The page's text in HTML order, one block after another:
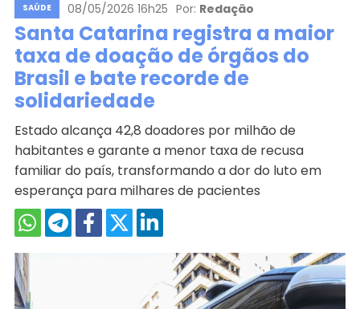
SAÚDE 08/05/2026 16h25 Por: Redação
Santa Catarina registra a maior
taxa de doação de órgãos do
Brasil e bate recorde de
solidariedade
Estado alcança 42,8 doadores por milhão de
habitantes e garante a menor taxa de recusa
familiar do país, transformando a dor do luto em
esperança para milhares de pacientes